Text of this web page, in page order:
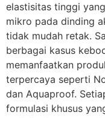
elastisitas tinggi
mikro pada dinding
tidak mudah retak.
berbagai kasus
memanfaatkan
terpercaya seperti
dan Aquaproof.
formulasi khusus